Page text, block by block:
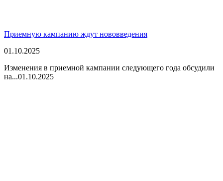
Приемную кампанию ждут нововведения
01.10.2025
Изменения в приемной кампании следующего года обсудили
на...01.10.2025